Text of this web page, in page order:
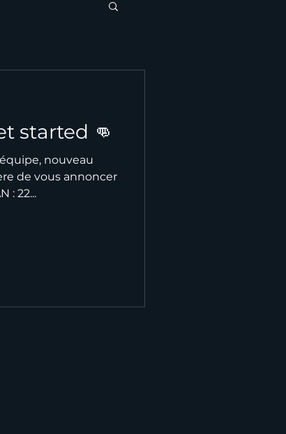
started 👊
nouveau
de vous annoncer
: 22...